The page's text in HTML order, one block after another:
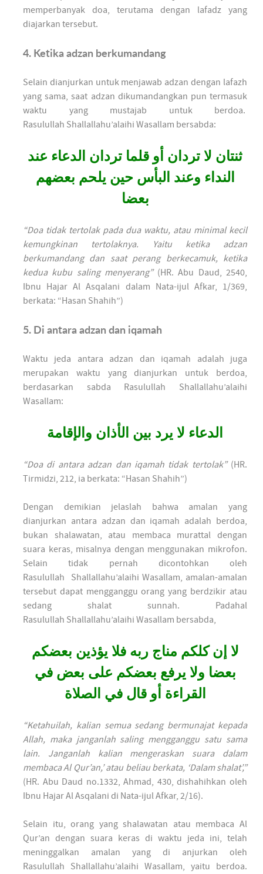
memperbanyak doa, terutama dengan lafadz yang
diajarkan tersebut.
4. Ketika adzan berkumandang
Selain dianjurkan untuk menjawab adzan dengan lafazh
yang sama, saat adzan dikumandangkan pun termasuk
waktu yang mustajab untuk berdoa.
Rasulullah Shallallahu’alaihi Wasallam bersabda:
ثنتان لا تردان أو قلما تردان الدعاء عند
النداء وعند البأس حين يلحم بعضهم
بعضا
“Doa tidak tertolak pada dua waktu, atau minimal kecil
kemungkinan tertolaknya. Yaitu ketika adzan
berkumandang dan saat perang berkecamuk, ketika
kedua kubu saling menyerang”(HR. Abu Daud, 2540,
Ibnu Hajar Al Asqalani dalam Nata-ijul Afkar, 1/369,
berkata: “Hasan Shahih”)
5. Di antara adzan dan iqamah
Waktu jeda antara adzan dan iqamah adalah juga
merupakan waktu yang dianjurkan untuk berdoa,
berdasarkan sabda Rasulullah Shallallahu’alaihi
Wasallam:
الدعاء لا يرد بين الأذان والإقامة
“Doa di antara adzan dan iqamah tidak tertolak”(HR.
Tirmidzi, 212, ia berkata: “Hasan Shahih”)
Dengan demikian jelaslah bahwa amalan yang
dianjurkan antara adzan dan iqamah adalah berdoa,
bukan shalawatan, atau membaca murattal dengan
suara keras, misalnya dengan menggunakan mikrofon.
Selain tidak pernah dicontohkan oleh
Rasulullah Shallallahu’alaihi Wasallam, amalan-amalan
tersebut dapat mengganggu orang yang berdzikir atau
sedang shalat sunnah. Padahal
Rasulullah Shallallahu’alaihi Wasallam bersabda,
لا إن كلكم مناج ربه فلا يؤذين بعضكم
بعضا ولا يرفع بعضكم على بعض في
القراءة أو قال في الصلاة
“Ketahuilah, kalian semua sedang bermunajat kepada
Allah, maka janganlah saling mengganggu satu sama
lain. Janganlah kalian mengeraskan suara dalam
membaca Al Qur’an,’ atau beliau berkata, ‘Dalam shalat’,”
(HR. Abu Daud no.1332, Ahmad, 430, dishahihkan oleh
Ibnu Hajar Al Asqalani di Nata-ijul Afkar, 2/16).
Selain itu, orang yang shalawatan atau membaca Al
Qur’an dengan suara keras di waktu jeda ini, telah
meninggalkan amalan yang di anjurkan oleh
Rasulullah Shallallahu’alaihi Wasallam, yaitu berdoa.